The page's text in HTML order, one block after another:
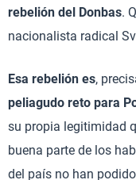
rebelión del Donbas.
nacionalista radical
Esa rebelión es,
peliagudo reto para
su propia legitimidad
buena parte de los
del país no han